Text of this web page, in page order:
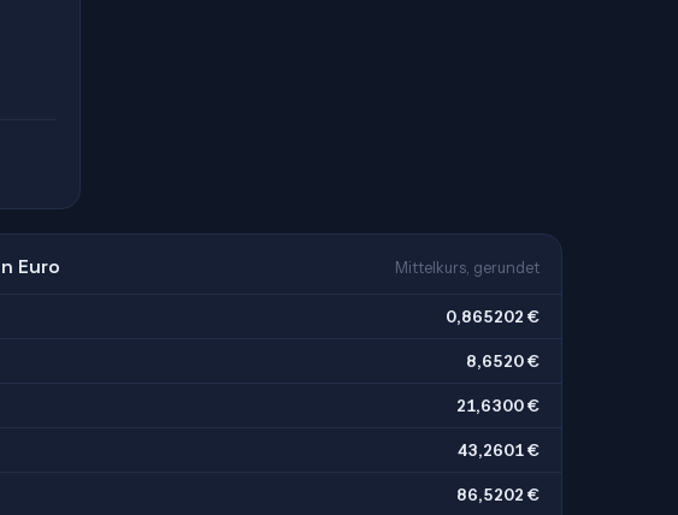
Euro Mittelkurs, gerundet
0,865202 €
8,6520 €
21,6300 €
43,2601 €
86,5202 €